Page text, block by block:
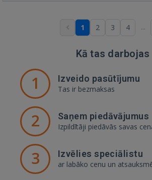
1 2 3 4 ...
Kā tas darbojas
1 Izveido pasūtījumu
Tas ir bezmaksas
2 Saņem piedāvājumus
Izpildītāji piedāvās savas
3 Izvēlies speciālistu
ar labāko cenu un